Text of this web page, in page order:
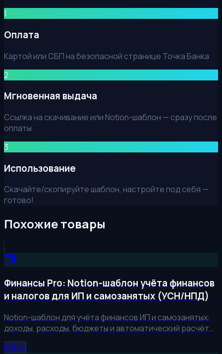
1
Оплата
Картой или СБП на безопасной странице Точка Банка
2
Мгновенная выдача
Ссылка на скачивание или Notion-шаблон — сразу после
оплаты
3
Использование
Скачайте/скопируйте шаблон, настройте под себя —
готово!
Похожие товары
Финансы Pro: Notion-шаблон учёта финансов
и налогов для ИП и самозанятых (УСН/НПД)
Notion-шаблон для учёта финансов ИП и самозанятых:
доходы, расходы, бюджеты и автоматический расчёт
налогов УСН 6%/15% и НПД. Контролируйте личные и
бизнес-финансы, прогнозируйте кассовые разрывы и
690 ₽